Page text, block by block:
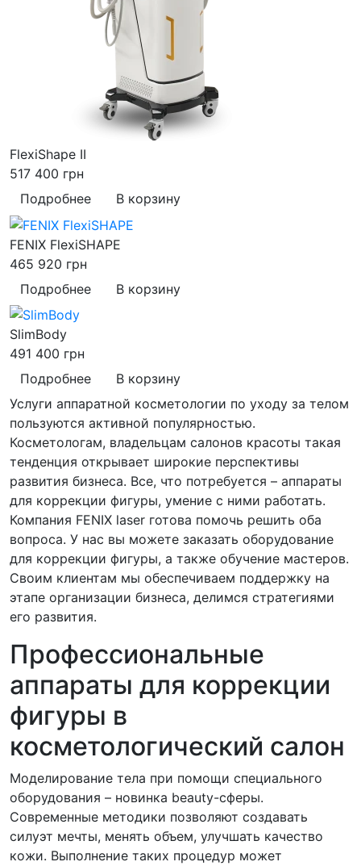
FlexiShape II
517 400 грн
Подробнее
В корзину
FENIX FlexiSHAPE
465 920 грн
Подробнее
В корзину
SlimBody
491 400 грн
Подробнее
В корзину
Услуги аппаратной косметологии по уходу за телом
пользуются активной популярностью.
Косметологам, владельцам салонов красоты такая
тенденция открывает широкие перспективы
развития бизнеса. Все, что потребуется – аппараты
для коррекции фигуры, умение с ними работать.
Компания FENIX laser готова помочь решить оба
вопроса. У нас вы можете заказать оборудование
для коррекции фигуры, а также обучение мастеров.
Своим клиентам мы обеспечиваем поддержку на
этапе организации бизнеса, делимся стратегиями
его развития.
Профессиональные
аппараты для коррекции
фигуры в
косметологический салон
Моделирование тела при помощи специального
оборудования – новинка beauty-сферы.
Современные методики позволяют создавать
силуэт мечты, менять объем, улучшать качество
кожи. Выполнение таких процедур может